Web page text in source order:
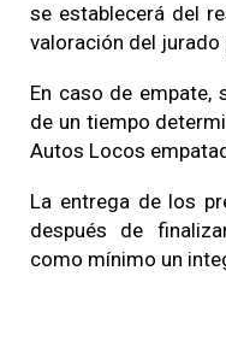
se establecerá del
valoración del jurado
En caso de empate,
de un tiempo
Autos Locos
La entrega de los
después de
como mínimo un